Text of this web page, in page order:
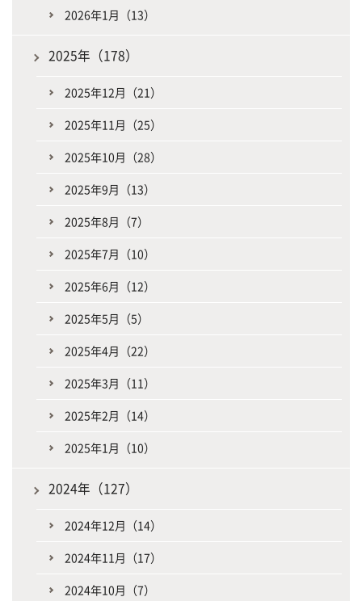
2026年1月（13）
2025年（178）
2025年12月（21）
2025年11月（25）
2025年10月（28）
2025年9月（13）
2025年8月（7）
2025年7月（10）
2025年6月（12）
2025年5月（5）
2025年4月（22）
2025年3月（11）
2025年2月（14）
2025年1月（10）
2024年（127）
2024年12月（14）
2024年11月（17）
2024年10月（7）